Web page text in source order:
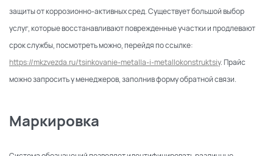
защиты от коррозионно-активных сред. Существует большой выбор
услуг, которые восстанавливают поврежденные участки и продлевают
срок службы, посмотреть можно, перейдя по ссылке:
https://mkzvezda.ru/tsinkovanie-metalla-i-metallokonstruktsiy. Прайс
можно запросить у менеджеров, заполнив форму обратной связи.
Маркировка